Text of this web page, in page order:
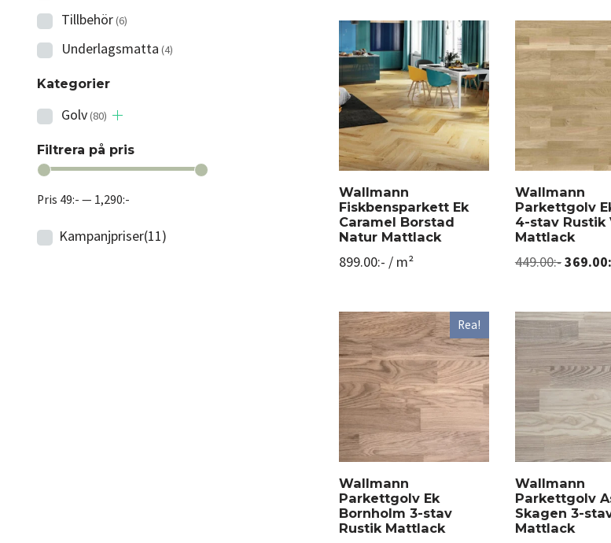
Tillbehör(6)
Underlagsmatta (4)
Kategorier
Golv(80)
Filtrera på pris
Pris 49:- — 1,290:-
Kampanjpriser(11)
Wallmann
Fiskbensparkett Ek
Caramel Borstad
Natur Mattlack
899.00:- / m²
Wallmann
Parkettgolv
4-stav Rustik
Mattlack
449.00:-369.00
Rea!
Wallmann
Parkettgolv Ek
Bornholm 3-stav
Rustik Mattlack
Wallmann
Parkettgolv
Skagen 3-
Mattlack